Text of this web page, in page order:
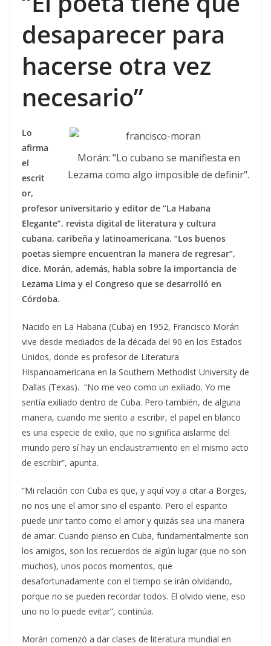
desaparecer para
hacerse otra vez
necesario”
Morán: "Lo cubano se manifiesta en
Lezama como algo imposible de definir".
Lo
afirma
el
escrit
or,
profesor universitario y editor de “La Habana
Elegante”, revista digital de literatura y cultura
cubana, caribeña y latinoamericana. “Los buenos
poetas siempre encuentran la manera de regresar”,
dice. Morán, además, habla sobre la importancia de
Lezama Lima y el Congreso que se desarrolló en
Córdoba.
Nacido en La Habana (Cuba) en 1952, Francisco Morán
vive desde mediados de la década del 90 en los Estados
Unidos, donde es profesor de Literatura
Hispanoamericana en la Southern Methodist University de
Dallas (Texas). “No me veo como un exiliado. Yo me
sentía exiliado dentro de Cuba. Pero también, de alguna
manera, cuando me siento a escribir, el papel en blanco
es una especie de exilio, que no significa aislarme del
mundo pero sí hay un enclaustramiento en el mismo acto
de escribir”, apunta.
“Mi relación con Cuba es que, y aquí voy a citar a Borges,
no nos une el amor sino el espanto. Pero el espanto
puede unir tanto como el amor y quizás sea una manera
de amar. Cuando pienso en Cuba, fundamentalmente son
los amigos, son los recuerdos de algún lugar (que no son
muchos), unos pocos momentos, que
desafortunadamente con el tiempo se irán olvidando,
porque no se pueden recordar todos. El olvido viene, eso
uno no lo puede evitar”, continúa.
Morán comenzó a dar clases de literatura mundial en